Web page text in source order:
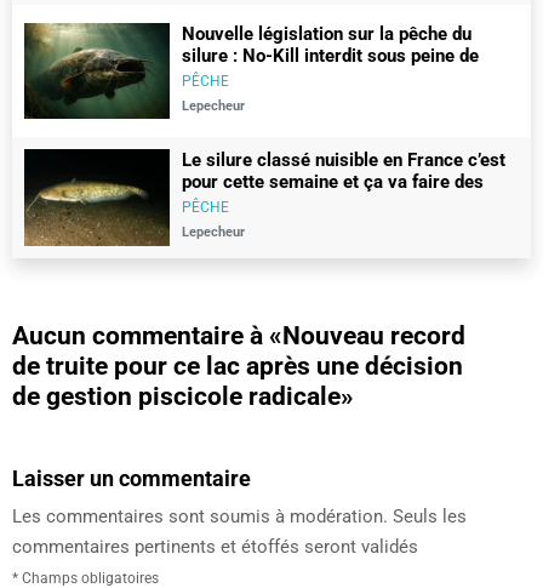
Nouvelle législation sur la pêche du
silure : No-Kill interdit sous peine de
450€ d’amende
PÊCHE
Lepecheur
Le silure classé nuisible en France c’est
pour cette semaine et ça va faire des
vagues
PÊCHE
Lepecheur
Aucun commentaire à «Nouveau record
de truite pour ce lac après une décision
de gestion piscicole radicale»
Laisser un commentaire
Les commentaires sont soumis à modération. Seuls les
commentaires pertinents et étoffés seront validés
* Champs obligatoires